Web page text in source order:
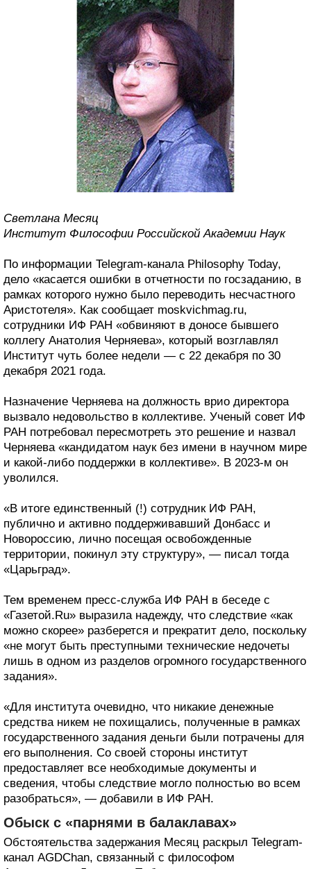
Светлана Месяц
Институт Философии Российской Академии Наук
По информации Telegram-канала Philosophy Today,
дело «касается ошибки в отчетности по госзаданию, в
рамках которого нужно было переводить несчастного
Аристотеля». Как сообщает moskvichmag.ru,
сотрудники ИФ РАН «обвиняют в доносе бывшего
коллегу Анатолия Черняева», который возглавлял
Институт чуть более недели — с 22 декабря по 30
декабря 2021 года.
Назначение Черняева на должность врио директора
вызвало недовольство в коллективе. Ученый совет ИФ
РАН потребовал пересмотреть это решение и назвал
Черняева «кандидатом наук без имени в научном мире
и какой-либо поддержки в коллективе». В 2023-м он
уволился.
«В итоге единственный (!) сотрудник ИФ РАН,
публично и активно поддерживавший Донбасс и
Новороссию, лично посещая освобожденные
территории, покинул эту структуру», — писал тогда
«Царьград».
Тем временем пресс-служба ИФ РАН в беседе с
«Газетой.Ru» выразила надежду, что следствие «как
можно скорее» разберется и прекратит дело, поскольку
«не могут быть преступными технические недочеты
лишь в одном из разделов огромного государственного
задания».
«Для института очевидно, что никакие денежные
средства никем не похищались, полученные в рамках
государственного задания деньги были потрачены для
его выполнения. Со своей стороны институт
предоставляет все необходимые документы и
сведения, чтобы следствие могло полностью во всем
разобраться», — добавили в ИФ РАН.
Обыск с «парнями в балаклавах»
Обстоятельства задержания Месяц раскрыл Telegram-
канал AGDChan, связанный с философом